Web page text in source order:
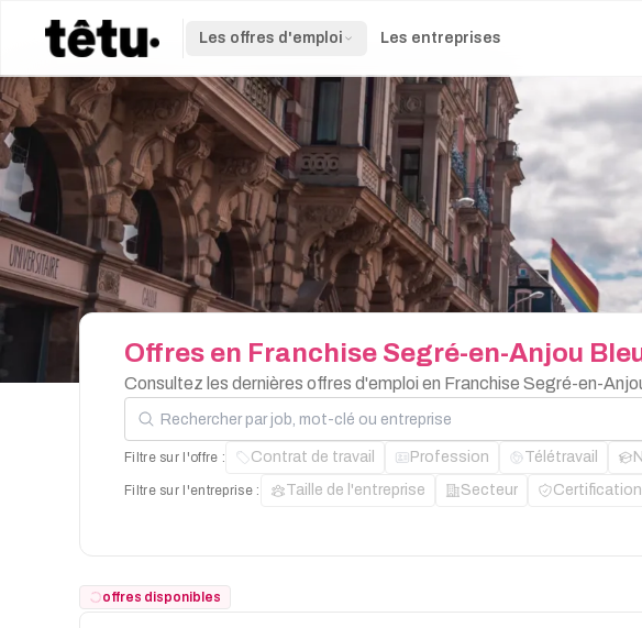
Les offres d'emploi Les entreprises
Offres en Franchise Segré-en-Anjou
Consultez les dernières offres d'emploi en Franchise Segré-en-
Rechercher par job, mot-clé ou entreprise
Filtre sur l'offre : Contrat de travail Profession Télétravail
Filtre sur l'entreprise : Taille de l'entreprise Secteur Certification
offres disponibles